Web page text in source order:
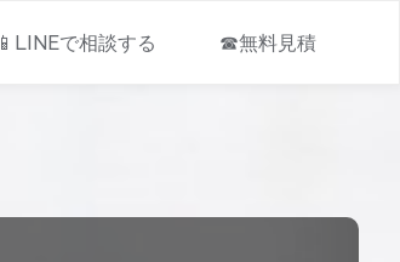
📱LINEで相談する ☎無料見積